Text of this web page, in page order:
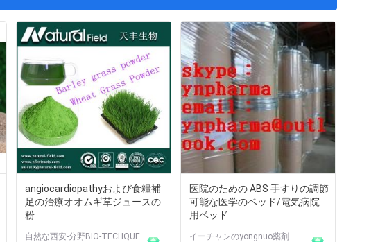
angiocardiopathyおよび食糧補
足の治療オオムギ草ジュースの
粉
自然な西安-分野BIO-TECHQUE
医院のための ABS 手すりの調節
可能な医学のベッド/電気病院
用ベッド
イーチャンのyongnuo薬剤